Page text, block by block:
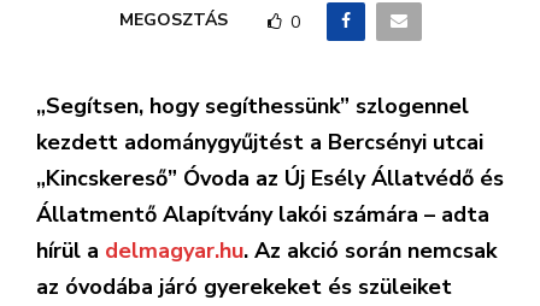
MEGOSZTÁS 0
„Segítsen, hogy segíthessünk” szlogennel
kezdett adománygyűjtést a Bercsényi utcai
„Kincskereső” Óvoda az Új Esély Állatvédő és
Állatmentő Alapítvány lakói számára – adta
hírül a delmagyar.hu. Az akció során nemcsak
az óvodába járó gyerekeket és szüleiket